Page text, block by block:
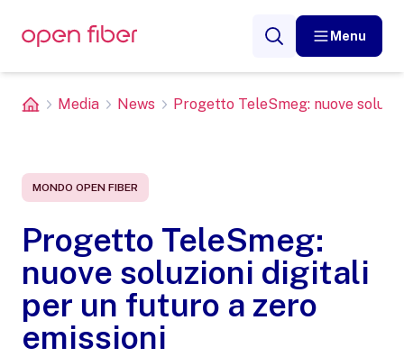
Menu
Media News Progetto TeleSmeg: nuove
MONDO OPEN FIBER
Progetto TeleSmeg:
nuove soluzioni digitali
per un futuro a zero
emissioni